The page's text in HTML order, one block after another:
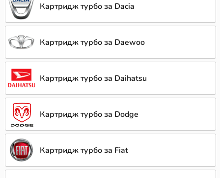
Картридж турбо за Dacia
Картридж турбо за Daewoo
Картридж турбо за Daihatsu
Картридж турбо за Dodge
Картридж турбо за Fiat